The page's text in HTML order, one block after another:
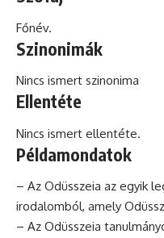
Főnév.
Szinonimák
Nincs ismert szinonima
Ellentéte
Nincs ismert ellentéte.
Példamondatok
– Az Odüsszeia az egyik
irodalomból, amely
– Az Odüsszeia